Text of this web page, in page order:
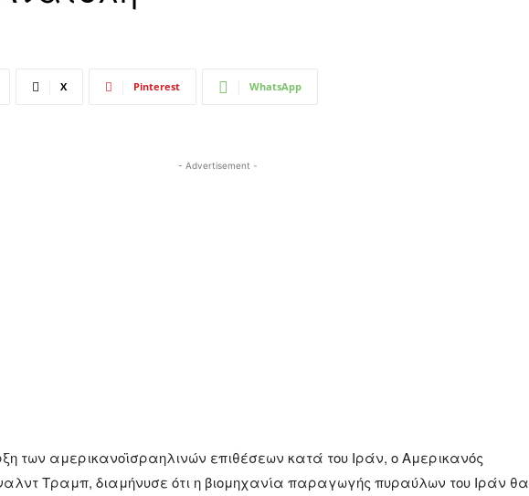
X Pinterest WhatsApp
- Advertisement -
των αμερικανοϊσραηλινών επιθέσεων κατά του Ιράν, ο Αμερικανός
Τραμπ, διαμήνυσε ότι η βιομηχανία παραγωγής πυραύλων του Ιράν θα